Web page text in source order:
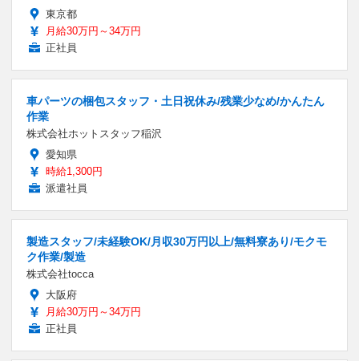
東京都
月給30万円～34万円
正社員
車パーツの梱包スタッフ・土日祝休み/残業少なめ/かんたん
作業
株式会社ホットスタッフ稲沢
愛知県
時給1,300円
派遣社員
製造スタッフ/未経験OK/月収30万円以上/無料寮あり/モクモ
ク作業/製造
株式会社tocca
大阪府
月給30万円～34万円
正社員